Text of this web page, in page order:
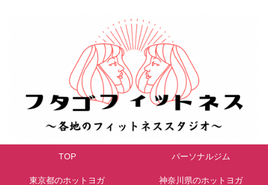
TOP パーソナルジム
東京都のホットヨガ 神奈川県のホットヨガ